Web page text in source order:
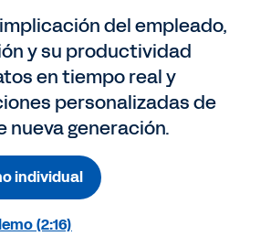
del empleado,
y su productividad
en tiempo real y
personalizadas de
nueva generación.
individual
(2:16)